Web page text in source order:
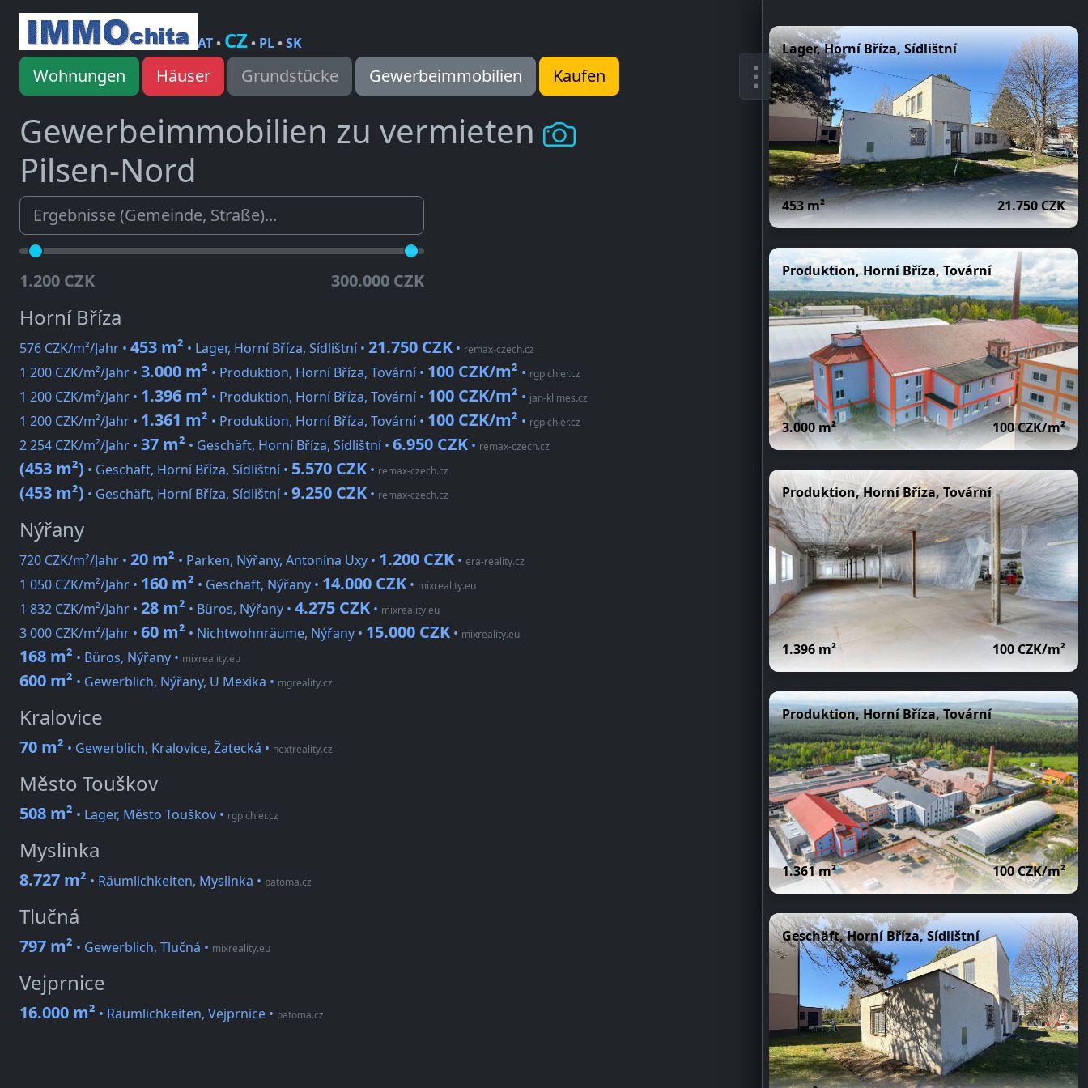
AT• CZ• PL•SK
Wohnungen Häuser Grundstücke Gewerbeimmobilien Kaufen
Gewerbeimmobilien zu vermieten
Pilsen-Nord
1.200 CZK 300.000 CZK
Horní Bříza
576 CZK/m²/Jahr • 453 m² • Lager, Horní Bříza, Sídlištní • 21.750 CZK • remax-czech.cz
1 200 CZK/m²/Jahr • 3.000 m² • Produktion, Horní Bříza, Tovární • 100 CZK/m² • rgpichler.cz
1 200 CZK/m²/Jahr • 1.396 m² • Produktion, Horní Bříza, Tovární • 100 CZK/m² • jan-klimes.cz
1 200 CZK/m²/Jahr • 1.361 m² • Produktion, Horní Bříza, Tovární • 100 CZK/m² • rgpichler.cz
2 254 CZK/m²/Jahr • 37 m² • Geschäft, Horní Bříza, Sídlištní • 6.950 CZK • remax-czech.cz
(453 m²) • Geschäft, Horní Bříza, Sídlištní • 5.570 CZK • remax-czech.cz
(453 m²) • Geschäft, Horní Bříza, Sídlištní • 9.250 CZK • remax-czech.cz
Nýřany
720 CZK/m²/Jahr • 20 m² • Parken, Nýřany, Antonína Uxy • 1.200 CZK • era-reality.cz
1 050 CZK/m²/Jahr • 160 m² • Geschäft, Nýřany • 14.000 CZK • mixreality.eu
1 832 CZK/m²/Jahr • 28 m² • Büros, Nýřany • 4.275 CZK • mixreality.eu
3 000 CZK/m²/Jahr • 60 m² • Nichtwohnräume, Nýřany • 15.000 CZK • mixreality.eu
168 m² • Büros, Nýřany • mixreality.eu
600 m² • Gewerblich, Nýřany, U Mexika • mgreality.cz
Kralovice
70 m² • Gewerblich, Kralovice, Žatecká • nextreality.cz
Město Touškov
508 m² • Lager, Město Touškov • rgpichler.cz
Myslinka
8.727 m² • Räumlichkeiten, Myslinka • patoma.cz
Tlučná
797 m² • Gewerblich, Tlučná • mixreality.eu
Vejprnice
16.000 m² • Räumlichkeiten, Vejprnice • patoma.cz